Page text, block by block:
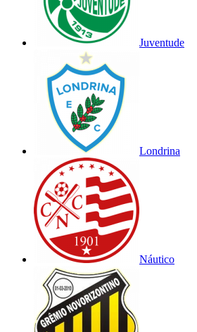
Juventude
Londrina
Náutico